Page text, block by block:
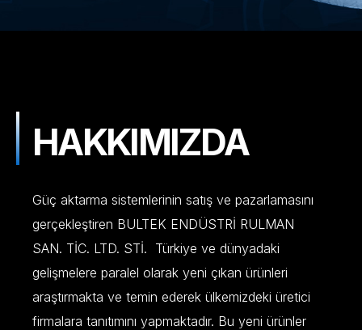
HAKKIMIZDA
Güç aktarma sistemlerinin satış ve pazarlamasını
gerçekleştiren BULTEK ENDÜSTRİ RULMAN
SAN. TİC. LTD. STİ. Türkiye ve dünyadaki
gelişmelere paralel olarak yeni çıkan ürünleri
araştırmakta ve temin ederek ülkemizdeki üretici
firmalara tanıtımını yapmaktadır. Bu yeni ürünler